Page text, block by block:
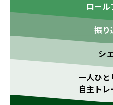
ロール
振り
シ
一人ひと
自主ト